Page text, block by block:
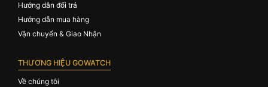
Hướng dẫn đổi trả
Hướng dẫn mua hàng
Vận chuyển & Giao Nhận
THƯƠNG HIỆU GOWATCH
Về chúng tôi